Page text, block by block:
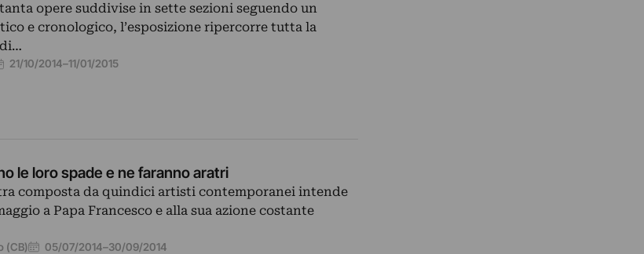
opere suddivise in sette sezioni seguendo un
e cronologico, l’esposizione ripercorre tutta la
21/10/2014–11/01/2015
le loro spade e ne faranno aratri
composta da quindici artisti contemporanei intende
a Papa Francesco e alla sua azione costante
(CB) 05/07/2014–30/09/2014